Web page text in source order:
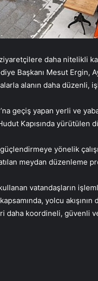
daha nitelikli
Başkanı Mesut Ergin,
alanın daha düzenli,
geçiş yapan yerli ve
Kapısında yürütülen
yönelik
meydan düzenleme
vatandaşların
yolcu akışının
daha koordineli, güvenli